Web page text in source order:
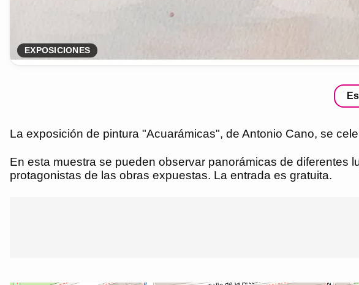
EXPOSICIONES
La exposición de pintura "Acuarámicas", de Antonio Cano, se
En esta muestra se pueden observar panorámicas de diferentes
protagonistas de las obras expuestas. La entrada es gratuita.